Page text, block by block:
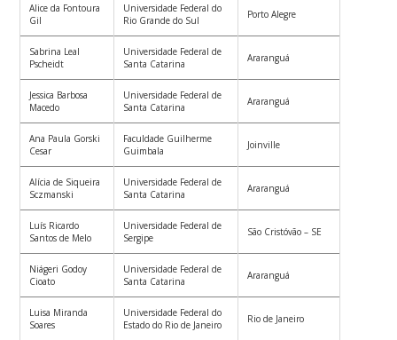
Alice da Fontoura
Gil
Universidade Federal do
Rio Grande do Sul
Porto Alegre
Sabrina Leal
Pscheidt
Universidade Federal de
Santa Catarina
Araranguá
Jessica Barbosa
Macedo
Universidade Federal de
Santa Catarina
Araranguá
Ana Paula Gorski
Cesar
Faculdade Guilherme
Guimbala
Joinville
Alícia de Siqueira
Sczmanski
Universidade Federal de
Santa Catarina
Araranguá
Luís Ricardo
Santos de Melo
Universidade Federal de
Sergipe
São Cristóvão – SE
Niágeri Godoy
Cioato
Universidade Federal de
Santa Catarina
Araranguá
Luisa Miranda
Soares
Universidade Federal do
Estado do Rio de Janeiro
Rio de Janeiro